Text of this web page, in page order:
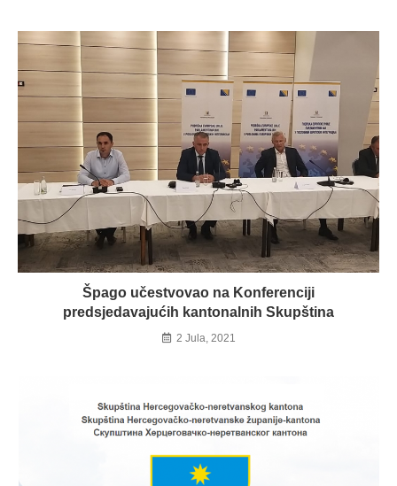
Špago učestvovao na Konferenciji
predsjedavajućih kantonalnih Skupština
2 Jula, 2021